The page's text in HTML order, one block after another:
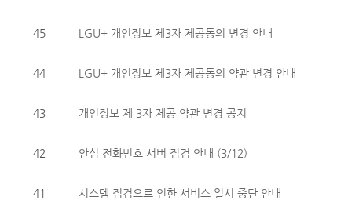
45 LGU+ 개인정보 제3자 제공동의 변경 안내
44 LGU+ 개인정보 제3자 제공동의 약관 변경 안내
43 개인정보 제 3자 제공 약관 변경 공지
42 안심 전화번호 서버 점검 안내 (3/12)
41 시스템 점검으로 인한 서비스 일시 중단 안내